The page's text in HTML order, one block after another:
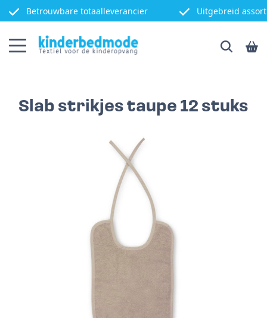
Betrouwbare totaalleverancier Uitgebreid
Slab strikjes taupe 12 stuks